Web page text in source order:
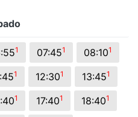
1 07:451 08:101
1 12:301 13:451
1 17:401 18:401